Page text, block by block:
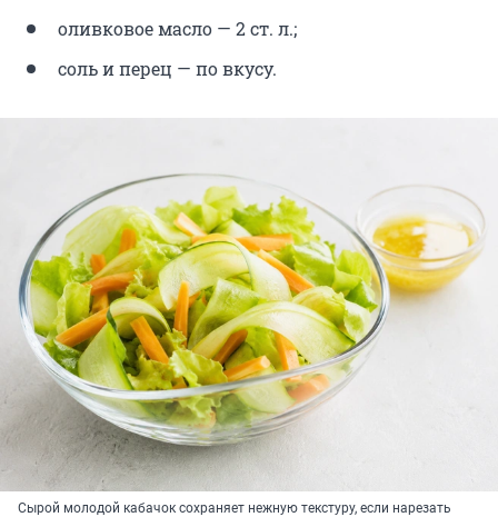
оливковое масло — 2 ст. л.;
соль и перец — по вкусу.
Сырой молодой кабачок сохраняет нежную текстуру, если нарезать